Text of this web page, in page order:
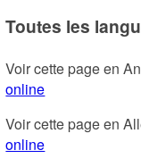
Toutes les
Voir cette page en
online
Voir cette page en
online